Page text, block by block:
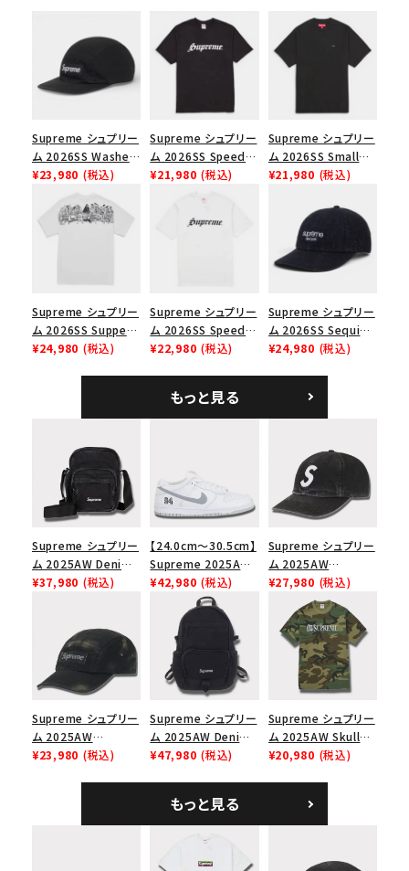
シーズンから探す
価格から探す
円 ～
Supreme シュプリー
ム 2026SS Washed
Chino Twill Camp
Cap ウォッシュド チ
ノツイル キャンプキャ
ップ ブラック
¥23,980 (税込)
Supreme シュプリー
ム 2026SS Speed
Tee スピードTシャツ
¥21,980 (税込)
Supreme シュプリー
ム 2026SS Small
Box Tee スモールボ
¥21,980 (税込)
Supreme シュプリー
ム 2026SS Supper
Tee サパーTシャツ
¥24,980 (税込)
Supreme シュプリー
ム 2026SS Speed
Tee スピードTシャツ
¥22,980 (税込)
Supreme シュプリー
ム 2026SS Sequin
Denim Classic
シックロゴ 6パネルキ
ャップ ブラック
¥24,980 (税込)
もっと見る
Supreme シュプリー
ム 2025AW Denim
Shoulder Bag デニ
¥37,980 (税込)
【24.0cm～30.5cm】
Supreme 2025AW
Nike SB Dunk Low
ナイキ SB ダンク ロ
ー スニーカー ホワイ
¥42,980 (税込)
Supreme シュプリー
ム 2025AW
Pigment Coated
2-Tone S Logo 6-
Panel Cap ピグメン
トコーテッド 2トーン
エスロゴ 6パネルキャ
ップ ブラック
¥27,980 (税込)
Supreme シュプリー
ム 2025AW
Overdyed Camp
¥23,980 (税込)
Supreme シュプリー
ム 2025AW Denim
Backpack デニム バ
¥47,980 (税込)
Supreme シュプリー
ム 2025AW Skull
Tee スカル Tシャ
¥20,980 (税込)
もっと見る